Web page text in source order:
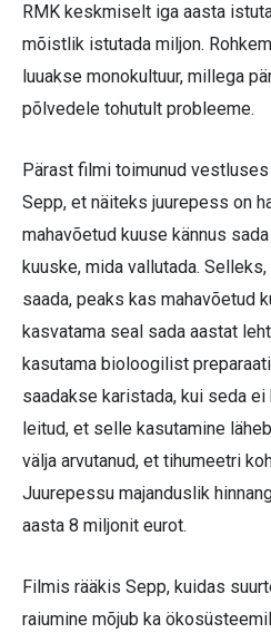
RMK keskmiselt iga aasta
mõistlik istutada miljon.
luuakse monokultuur, millega
põlvedele tohutult probleeme.
Pärast filmi toimunud
Sepp, et näiteks juurepess on
mahavõetud kuuse kännus
kuuske, mida vallutada.
saada, peaks kas mahavõetud
kasvatama seal sada aastat
kasutama bioloogilist
saadakse karistada, kui seda
leitud, et selle kasutamine
välja arvutanud, et tihumeetri
Juurepessu majanduslik
aasta 8 miljonit eurot.
Filmis rääkis Sepp, kuidas
raiumine mõjub ka